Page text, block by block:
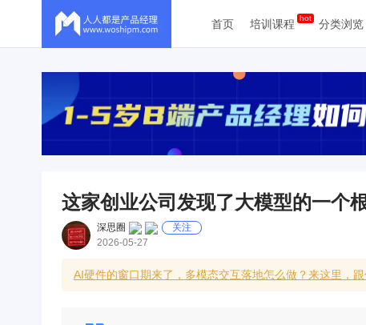
首页 培训课程 分类浏览
这家创业公司发现了大模型的一个
深思圈
关注
2026-05-27
AI硬件的窗口期来了，多模态交互落地怎么做？来这里，